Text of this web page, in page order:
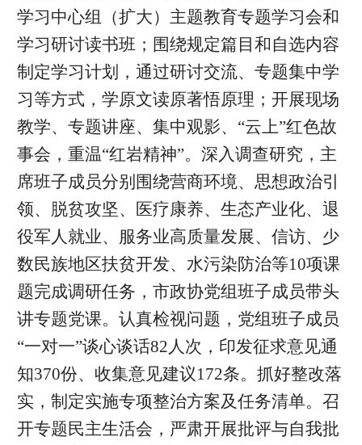
学习中心组（扩大）主题教育专题学习会和
学习研讨读书班；围绕规定篇目和自选内容
制定学习计划，通过研讨交流、专题集中学
习等方式，学原文读原著悟原理；开展现场
教学、专题讲座、集中观影、“云上”红色故
事会，重温“红岩精神”。深入调查研究，主
席班子成员分别围绕营商环境、思想政治引
领、脱贫攻坚、医疗康养、生态产业化、退
役军人就业、服务业高质量发展、信访、少
数民族地区扶贫开发、水污染防治等10项课
题完成调研任务，市政协党组班子成员带头
讲专题党课。认真检视问题，党组班子成员
“一对一”谈心谈话82人次，印发征求意见通
知370份、收集意见建议172条。抓好整改落
实，制定实施专项整治方案及任务清单。召
开专题民主生活会，严肃开展批评与自我批